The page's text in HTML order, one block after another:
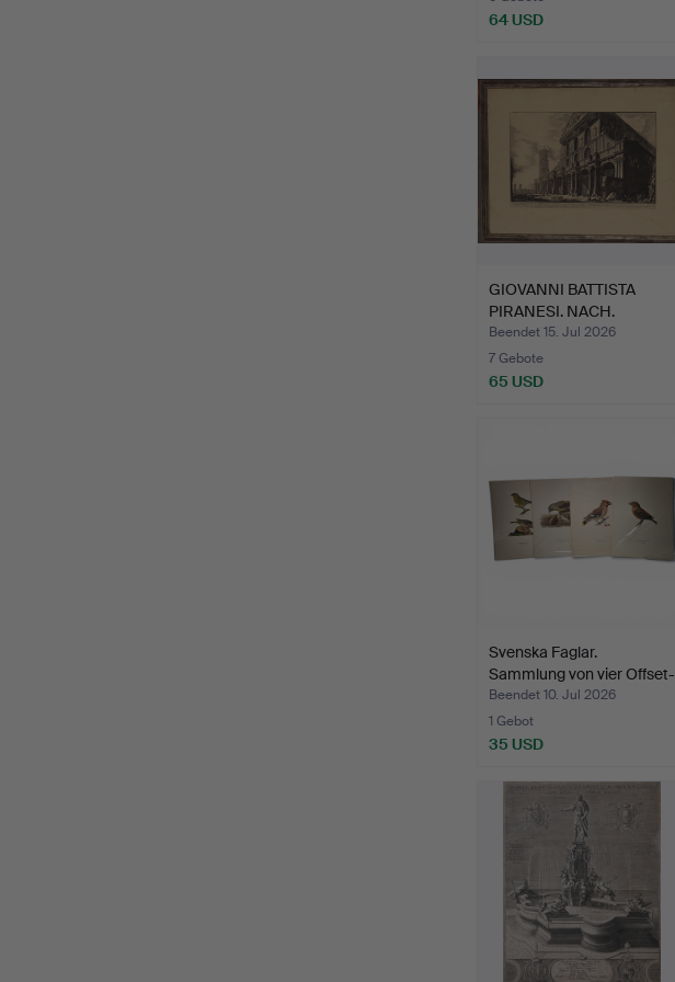
64 USD
GIOVANNI BATTISTA
PIRANESI. NACH.
"Vedutta…
Beendet 15. Jul 2026
7 Gebote
65 USD
Svenska Faglar.
Sammlung von vier Offset-
L…
Beendet 10. Jul 2026
1 Gebot
35 USD